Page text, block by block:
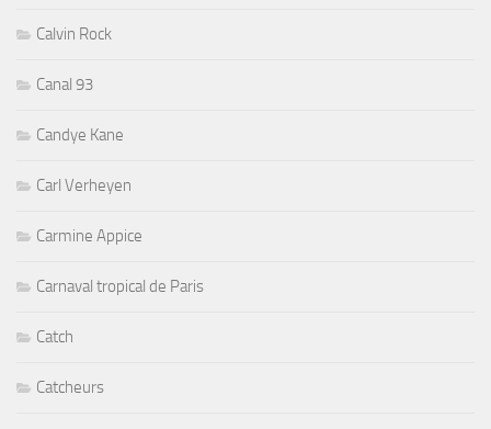
Calvin Rock
Canal 93
Candye Kane
Carl Verheyen
Carmine Appice
Carnaval tropical de Paris
Catch
Catcheurs